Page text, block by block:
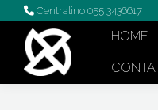
Centralino 055 3436617
HOME